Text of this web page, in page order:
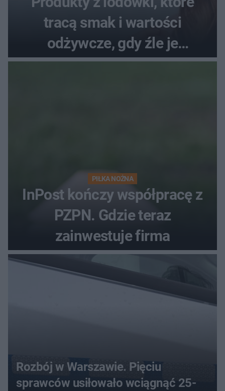
tracą smak i wartości
odżywcze, gdy źle je
przechowujesz. Uczestniczka
PIŁKA NOŻNA
InPost kończy współpracę z
PZPN. Gdzie teraz
zainwestuje firma
Rozbój w Warszawie. Pięciu
sprawców usiłowało wciągnąć 25-